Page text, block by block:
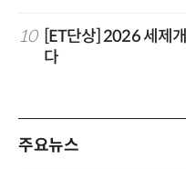
10
[ET단상] 2026 세제
다
주요뉴스